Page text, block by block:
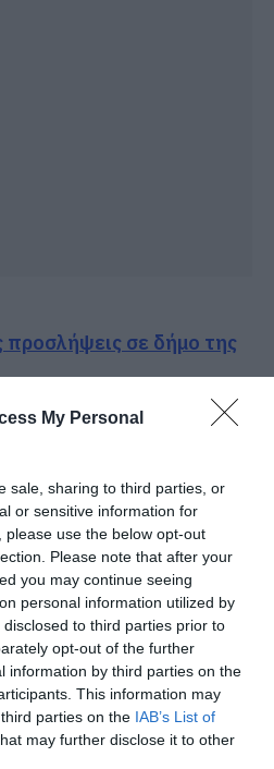
My Personal
sale, sharing to third parties, or
or sensitive information for
use the below opt-out
Please note that after your
you may continue seeing
personal information utilized by
to third parties prior to
opt-out of the further
information by third parties on the
This information may
parties on the IAB’s List of
may further disclose it to other
προσλήψεις σε δήμο της
πάει στα
ασυνείδητους στην
αντικείμενα όπου
έχει γεμίσει με λάδια
στοGoogle News
για την Εύβοια